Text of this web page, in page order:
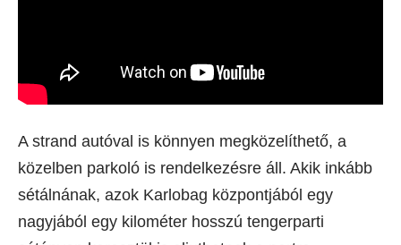
A strand autóval is könnyen megközelíthető, a
közelben parkoló is rendelkezésre áll. Akik inkább
sétálnának, azok Karlobag központjából egy
nagyjából egy kilométer hosszú tengerparti